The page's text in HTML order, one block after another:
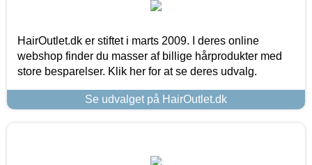
HairOutlet.dk er stiftet i marts 2009. I deres online
webshop finder du masser af billige hårprodukter med
store besparelser. Klik her for at se deres udvalg.
Se udvalget på HairOutlet.dk